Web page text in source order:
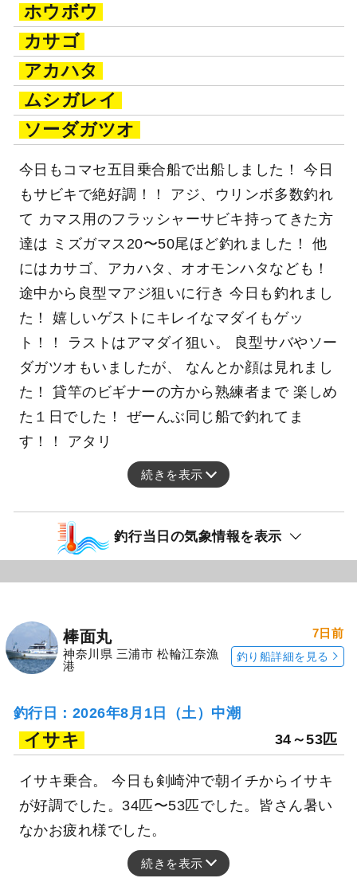
ホウボウ
カサゴ
アカハタ
ムシガレイ
ソーダガツオ
今日もコマセ五目乗合船で出船しました！ 今日
もサビキで絶好調！！ アジ、ウリンボ多数釣れ
て カマス用のフラッシャーサビキ持ってきた方
達は ミズガマス20〜50尾ほど釣れました！ 他
にはカサゴ、アカハタ、オオモンハタなども！
途中から良型マアジ狙いに行き 今日も釣れまし
た！ 嬉しいゲストにキレイなマダイもゲッ
ト！！ ラストはアマダイ狙い。 良型サバやソー
ダガツオもいましたが、 なんとか顔は見れまし
た！ 貸竿のビギナーの方から熟練者まで 楽しめ
た１日でした！ ぜーんぶ同じ船で釣れてま
す！！ アタリ
続きを表示
釣行当日の気象情報を表示
棒面丸
神奈川県 三浦市 松輪江奈漁
港
7日前
釣り船詳細を見る
釣行日：2026年8月1日（土）中潮
イサキ 34～53匹
イサキ乗合。 今日も剣崎沖で朝イチからイサキ
が好調でした。34匹〜53匹でした。皆さん暑い
なかお疲れ様でした。
続きを表示